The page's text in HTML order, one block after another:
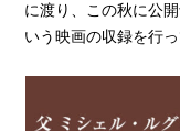
に渡り、この秋に公
いう映画の収録を行っ